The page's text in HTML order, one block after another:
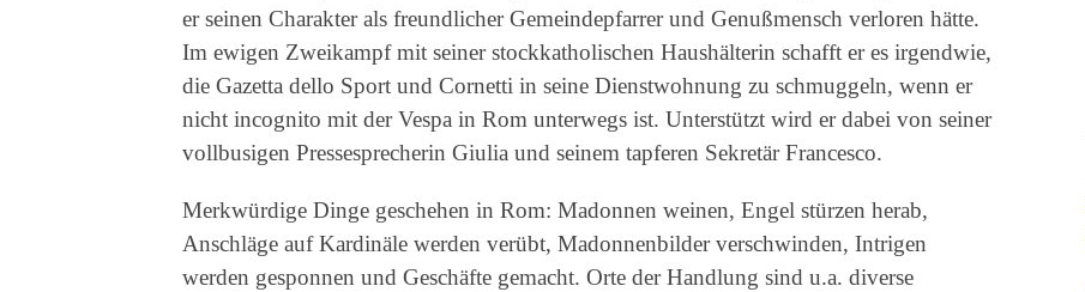
er seinen Charakter als freundlicher Gemeindepfarrer und Genußmensch verloren hätte.
Im ewigen Zweikampf mit seiner stockkatholischen Haushälterin schafft er es irgendwie,
die Gazetta dello Sport und Cornetti in seine Dienstwohnung zu schmuggeln, wenn er
nicht incognito mit der Vespa in Rom unterwegs ist. Unterstützt wird er dabei von seiner
vollbusigen Pressesprecherin Giulia und seinem tapferen Sekretär Francesco.
Merkwürdige Dinge geschehen in Rom: Madonnen weinen, Engel stürzen herab,
Anschläge auf Kardinäle werden verübt, Madonnenbilder verschwinden, Intrigen
werden gesponnen und Geschäfte gemacht. Orte der Handlung sind u.a. diverse